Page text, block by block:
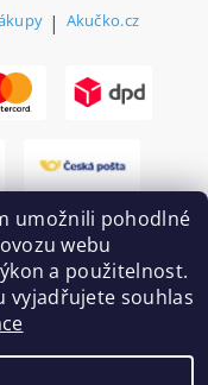
| Akučko.cz
umožnili pohodlné
webu
a použitelnost.
vyjadřujete souhlas